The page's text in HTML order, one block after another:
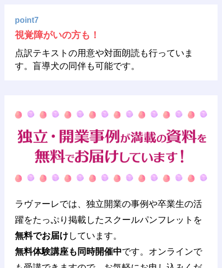
point7
視覚障がいの方も！
点訳テキストの用意や対面朗読も行っていま
す。盲導犬の同伴も可能です。
ラヴァーレでは、独立開業の事例や卒業生の活
躍をたっぷり掲載したスクールパンフレットを
無料でお届け しています。
無料体験講座も同時開催中です。オンラインで